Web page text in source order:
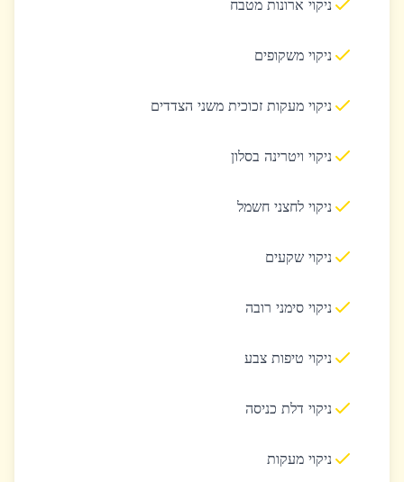
ניקוי ארונות מטבח
ניקוי משקופים
ניקוי מעקות זכוכית משני הצדדים
ניקוי ויטרינה בסלון
ניקוי לחצני חשמל
ניקוי שקעים
ניקוי סימני רובה
ניקוי טיפות צבע
ניקוי דלת כניסה
ניקוי מעקות